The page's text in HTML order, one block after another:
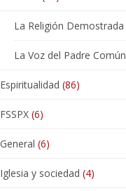
La Religión Demostrada
La Voz del Padre Común
Espiritualidad (86)
FSSPX (6)
General (6)
Iglesia y sociedad (4)